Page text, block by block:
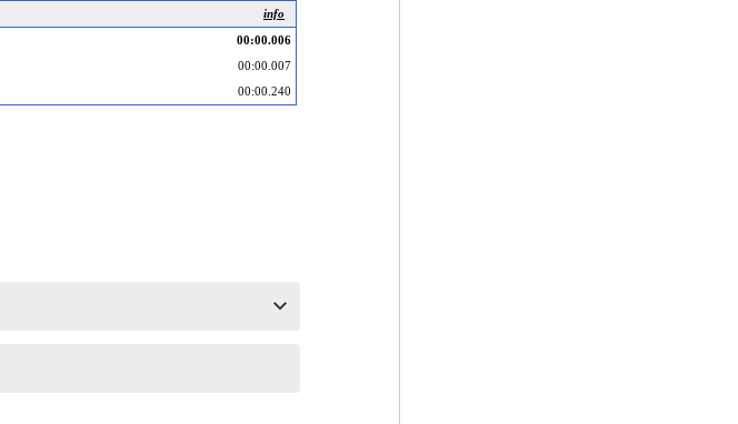
info
00:00.006
00:00.007
00:00.240